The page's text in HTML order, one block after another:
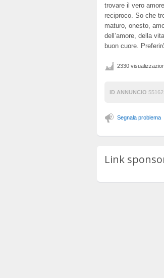
trovare il vero
reciproco. So che
maturo, onesto,
dell’amore, della
buon cuore.
2330
ID ANNUNCIO
Segnala problema
Link